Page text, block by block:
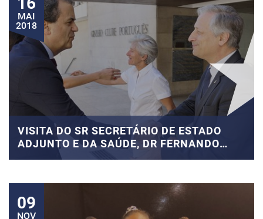
MAI
2018
VISITA DO SR SECRETÁRIO DE ESTADO
ADJUNTO E DA SAÚDE, DR FERNANDO
ARAÚJO
09
NOV